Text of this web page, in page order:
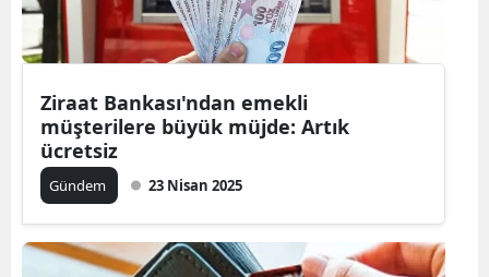
Ziraat Bankası'ndan emekli
müşterilere büyük müjde: Artık
ücretsiz
Gündem 23 Nisan 2025